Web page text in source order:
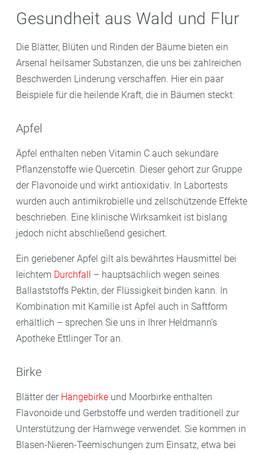
Gesundheit aus Wald und Flur
Die Blätter, Blüten und Rinden der Bäume bieten ein
Arsenal heilsamer Substanzen, die uns bei zahlreichen
Beschwerden Linderung verschaffen. Hier ein paar
Beispiele für die heilende Kraft, die in Bäumen steckt:
Apfel
Äpfel enthalten neben Vitamin C auch sekundäre
Pflanzenstoffe wie Quercetin. Dieser gehört zur Gruppe
der Flavonoide und wirkt antioxidativ. In Labortests
wurden auch antimikrobielle und zellschützende Effekte
beschrieben. Eine klinische Wirksamkeit ist bislang
jedoch nicht abschließend gesichert.
Ein geriebener Apfel gilt als bewährtes Hausmittel bei
leichtem Durchfall – hauptsächlich wegen seines
Ballaststoffs Pektin, der Flüssigkeit binden kann. In
Kombination mit Kamille ist Apfel auch in Saftform
erhältlich – sprechen Sie uns in Ihrer Heldmann‘s
Apotheke Ettlinger Tor an.
Birke
Blätter der Hängebirke und Moorbirke enthalten
Flavonoide und Gerbstoffe und werden traditionell zur
Unterstützung der Harnwege verwendet. Sie kommen in
Blasen-Nieren-Teemischungen zum Einsatz, etwa bei